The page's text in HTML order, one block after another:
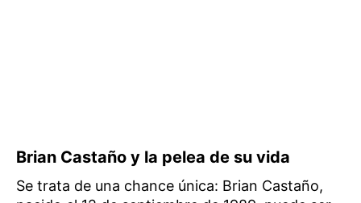
Brian Castaño y la pelea de su vida
Se trata de una chance única: Brian Castaño,